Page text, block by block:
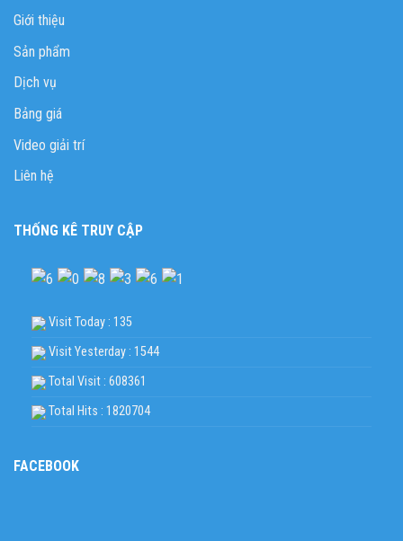
Giới thiệu
Sản phẩm
Dịch vụ
Bảng giá
Video giải trí
Liên hệ
THỐNG KÊ TRUY CẬP
Visit Today : 135
Visit Yesterday : 1544
Total Visit : 608361
Total Hits : 1820704
FACEBOOK